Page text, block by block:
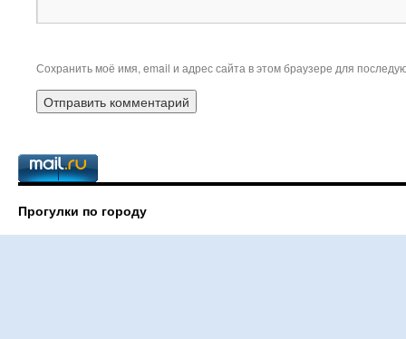
Сохранить моё имя, email и адрес сайта в этом браузере для
Прогулки по городу